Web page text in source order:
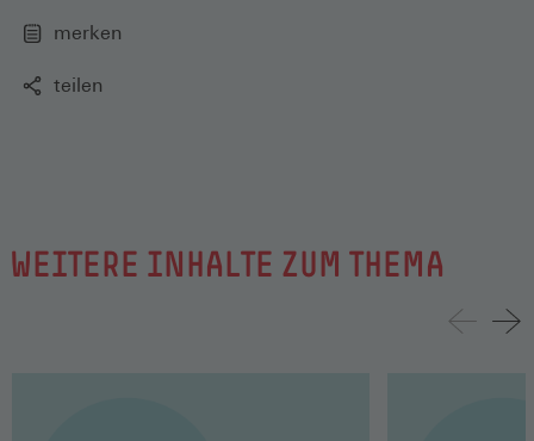
merken
teilen
WEITERE INHALTE ZUM THEMA